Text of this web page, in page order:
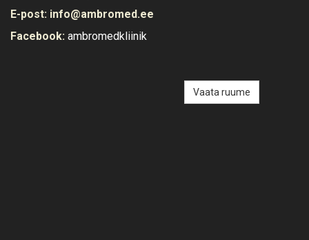
E-post: info@ambromed.ee
Facebook: ambromedkliinik
Vaata ruume